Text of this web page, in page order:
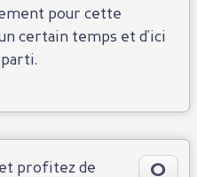
pour cette
certain temps et d'ici
0
profitez de